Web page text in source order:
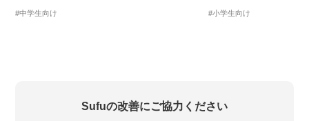
#中学生向け #小学生向け
Sufuの改善にご協力ください